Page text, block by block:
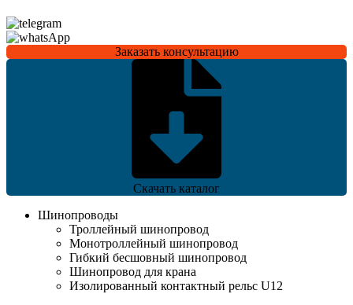
Заказать консультацию
Скачать каталог
Шинопроводы
Троллейный шинопровод
Монотроллейный шинопровод
Гибкий бесшовный шинопровод
Шинопровод для крана
Изолированный контактный рельс U12